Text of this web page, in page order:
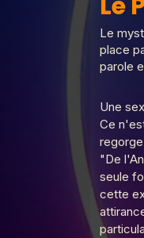
Le
place
parole
Une
Ce
"De
seule
cette